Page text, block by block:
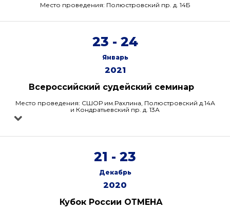
Место проведения: Полюстровский пр. д. 14Б
23 - 24
Январь
2021
Всероссийский судейский семинар
Место проведения: СШОР им.Рахлина, Полюстровский д.14А
и Кондратьевский пр. д. 13А
21 - 23
Декабрь
2020
Кубок России ОТМЕНА